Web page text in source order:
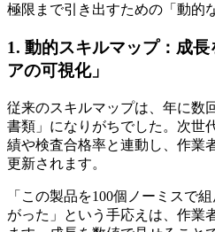
極限まで引き出すための「動的
1. 動的スキルマップ：成
アの可視化」
従来のスキルマップは、年に数
書類」になりがちでした。次世
績や検査合格率と連動し、作業
更新されます。
「この製品を100個ノーミスで
がった」という手応えは、作業